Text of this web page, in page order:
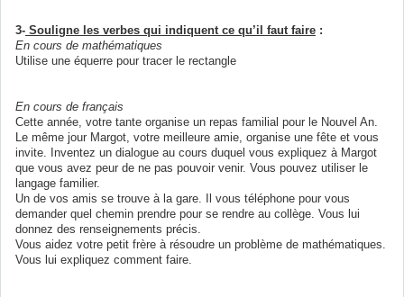
3- Souligne les verbes qui indiquent ce qu’il faut faire :
En cours de mathématiques
Utilise une équerre pour tracer le rectangle
En cours de français
Cette année, votre tante organise un repas familial pour le Nouvel An.
Le même jour Margot, votre meilleure amie, organise une fête et vous
invite. Inventez un dialogue au cours duquel vous expliquez à Margot
que vous avez peur de ne pas pouvoir venir. Vous pouvez utiliser le
langage familier.
Un de vos amis se trouve à la gare. Il vous téléphone pour vous
demander quel chemin prendre pour se rendre au collège. Vous lui
donnez des renseignements précis.
Vous aidez votre petit frère à résoudre un problème de mathématiques.
Vous lui expliquez comment faire.